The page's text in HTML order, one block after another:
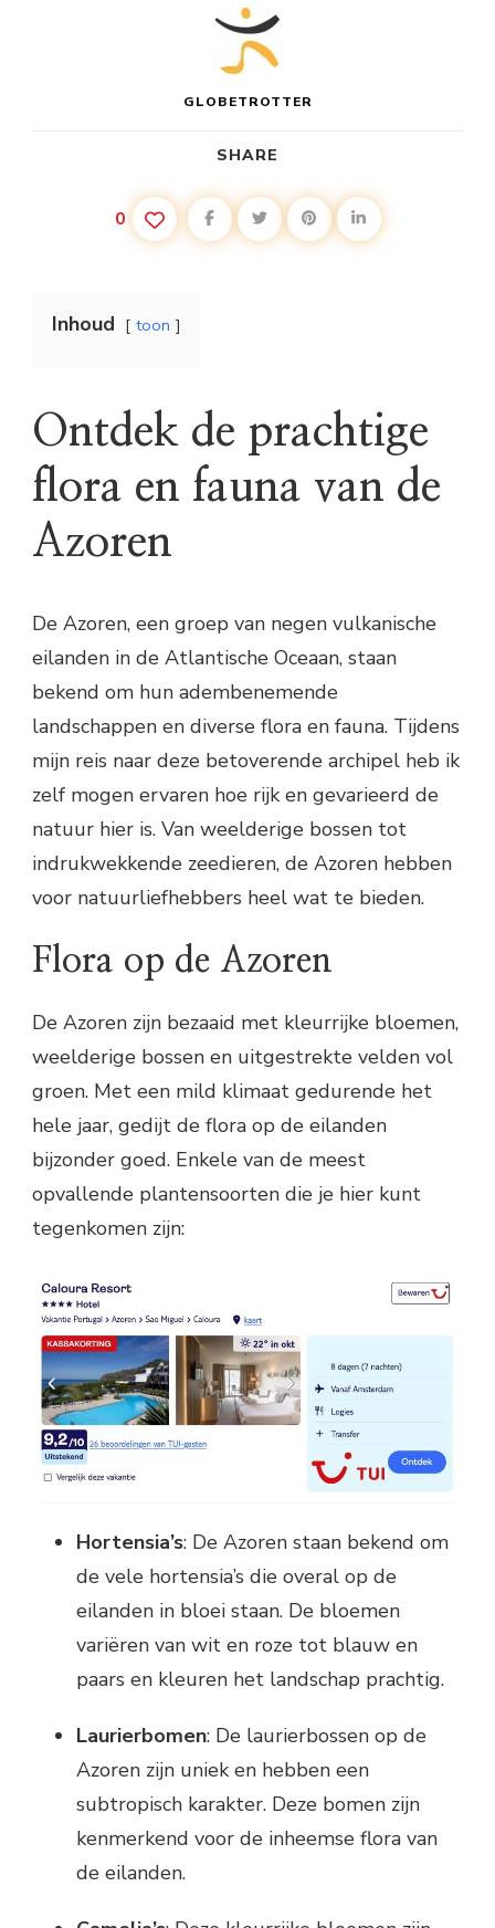
GLOBETROTTER
SHARE
0
Inhoud toon
Ontdek de prachtige
flora en fauna van de
Azoren
De Azoren, een groep van negen vulkanische
eilanden in de Atlantische Oceaan, staan
bekend om hun adembenemende
landschappen en diverse flora en fauna. Tijdens
mijn reis naar deze betoverende archipel heb ik
zelf mogen ervaren hoe rijk en gevarieerd de
natuur hier is. Van weelderige bossen tot
indrukwekkende zeedieren, de Azoren hebben
voor natuurliefhebbers heel wat te bieden.
Flora op de Azoren
De Azoren zijn bezaaid met kleurrijke bloemen,
weelderige bossen en uitgestrekte velden vol
groen. Met een mild klimaat gedurende het
hele jaar, gedijt de flora op de eilanden
bijzonder goed. Enkele van de meest
opvallende plantensoorten die je hier kunt
tegenkomen zijn:
Hortensia’s: De Azoren staan bekend om
de vele hortensia’s die overal op de
eilanden in bloei staan. De bloemen
variëren van wit en roze tot blauw en
paars en kleuren het landschap prachtig.
Laurierbomen: De laurierbossen op de
Azoren zijn uniek en hebben een
subtropisch karakter. Deze bomen zijn
kenmerkend voor de inheemse flora van
de eilanden.